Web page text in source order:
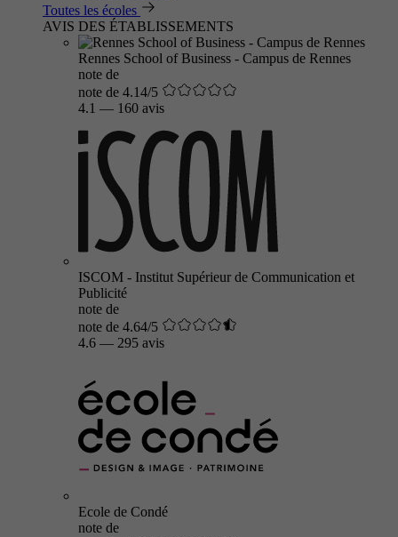
Toutes les écoles
AVIS DES ÉTABLISSEMENTS
Rennes School of Business - Campus de Rennes
note de
note de 4.14/5
4.1 — 160 avis
ISCOM - Institut Supérieur de Communication et
Publicité
note de
note de 4.64/5
4.6 — 295 avis
Ecole de Condé
note de